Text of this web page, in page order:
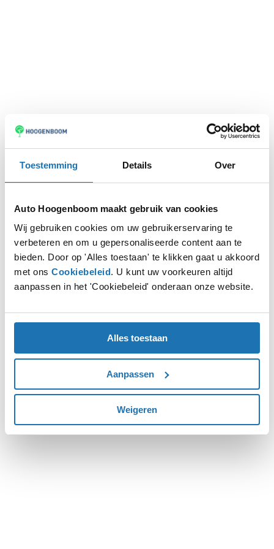
Toestemming Details Over
Auto Hoogenboom maakt gebruik van cookies
Wij gebruiken cookies om uw gebruikerservaring te
verbeteren en om u gepersonaliseerde content aan te
bieden. Door op 'Alles toestaan' te klikken gaat u akkoord
met ons Cookiebeleid. U kunt uw voorkeuren altijd
aanpassen in het 'Cookiebeleid' onderaan onze website.
Alles toestaan
Aanpassen
Weigeren
Application error: aclient-side exception has occurred while
loadingwww.autohoogenboom.nl (see the browser console
more information).